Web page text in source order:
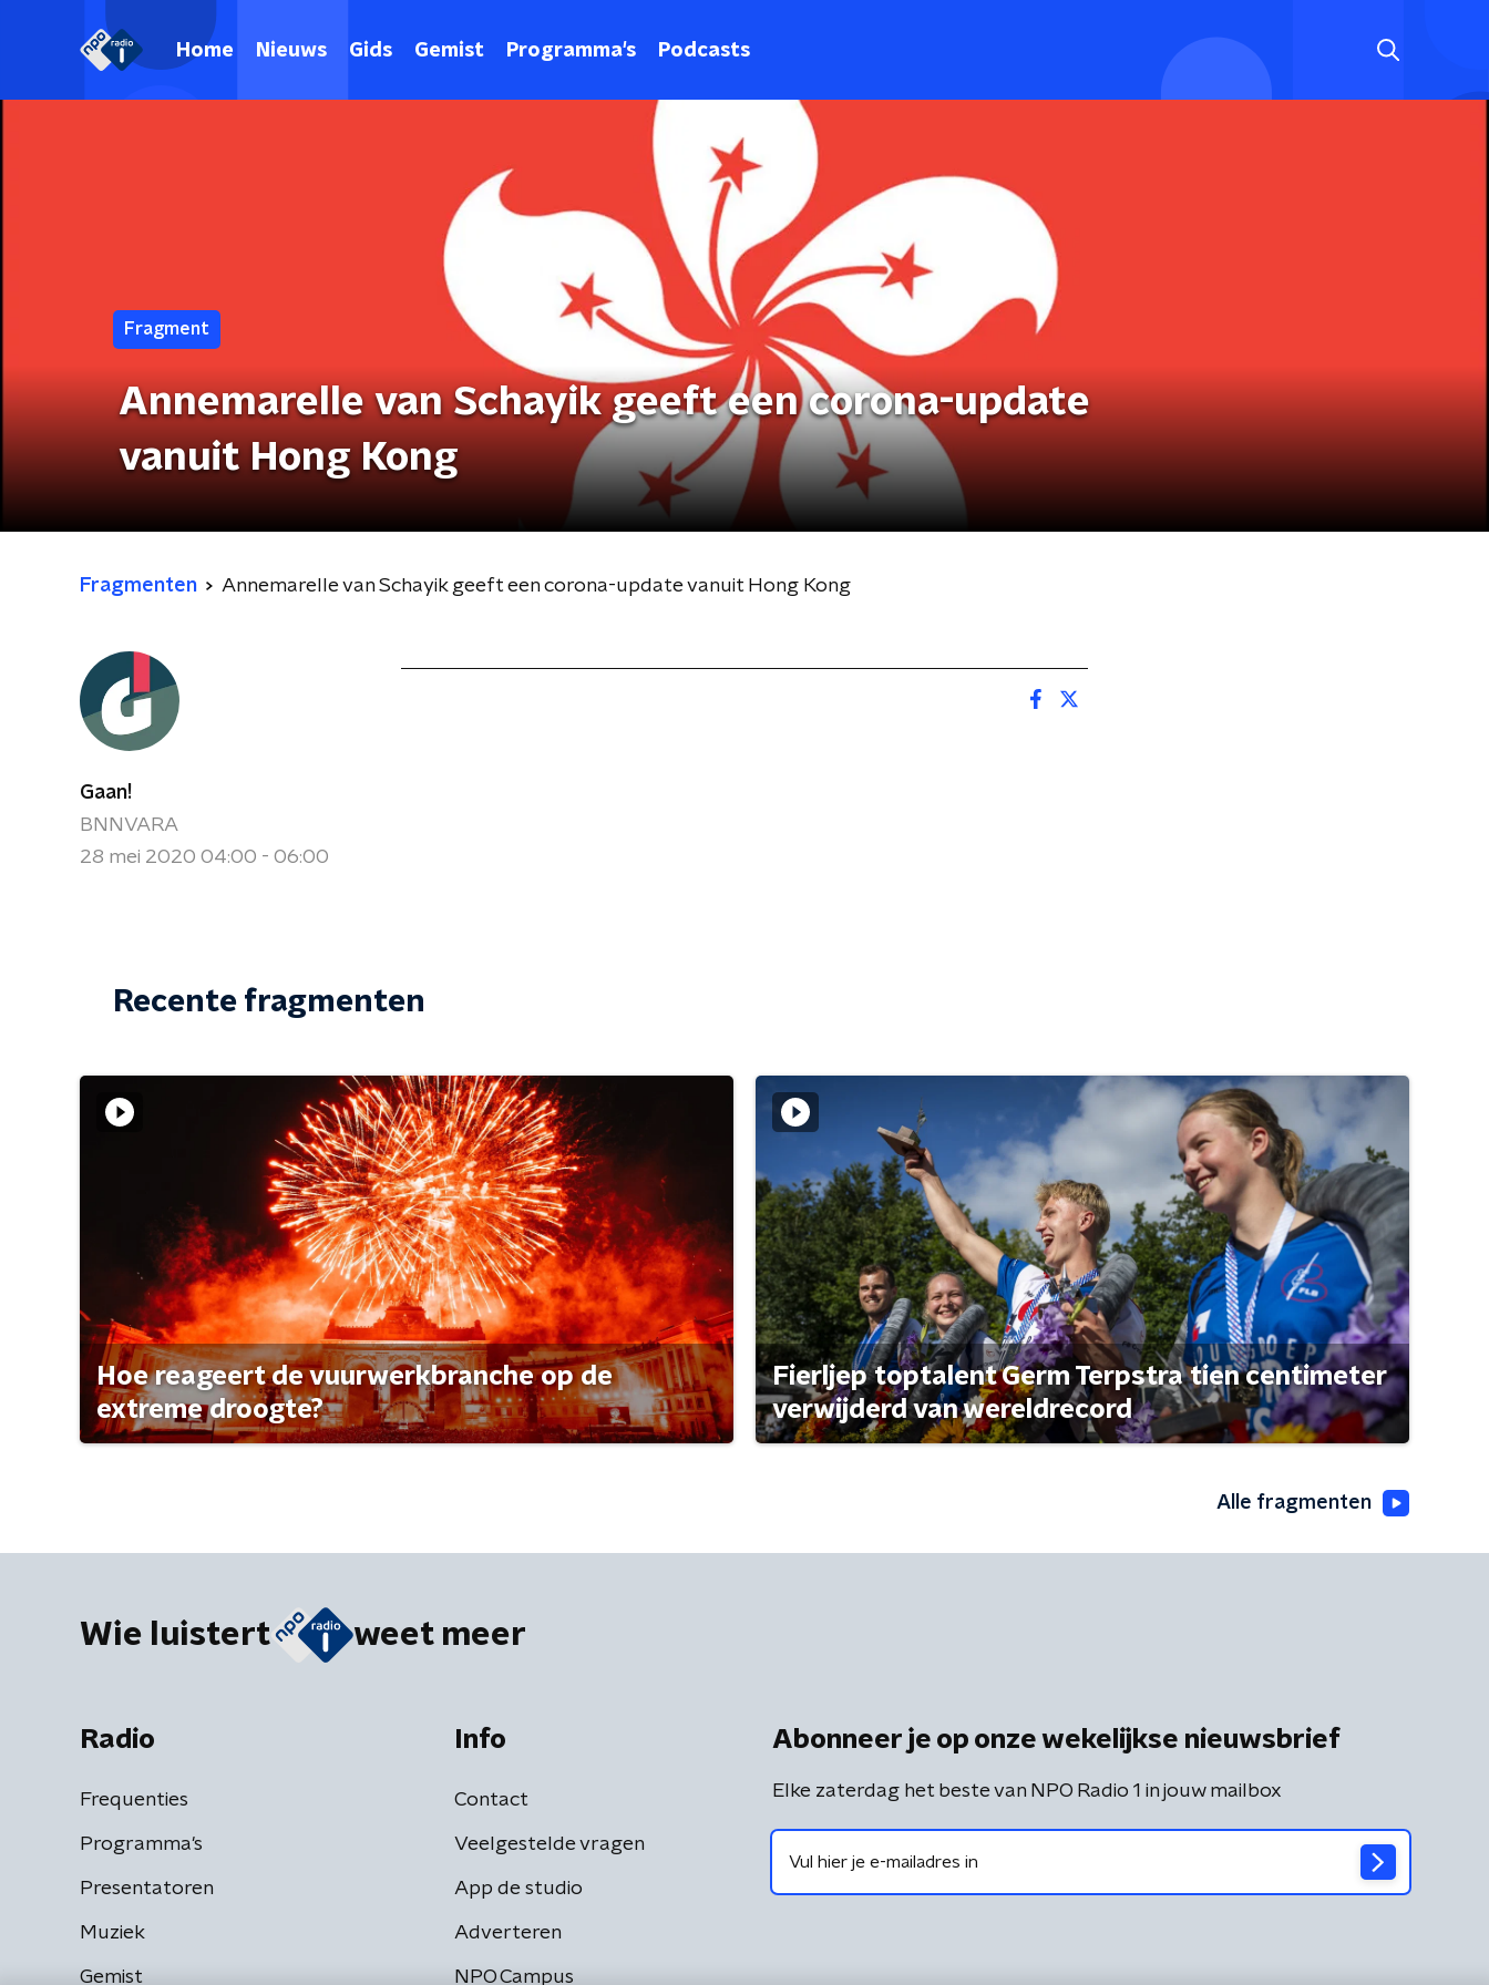
Home Nieuws Gids Gemist Programma's Podcasts
Fragment
Annemarelle van Schayik geeft een corona-update
vanuit Hong Kong
Fragmenten Annemarelle van Schayik geeft een corona-update vanuit Hong Kong
Gaan!
BNNVARA
28 mei 2020 04:00 - 06:00
Recente fragmenten
Hoe reageert de vuurwerkbranche op de
extreme droogte?
Fierljep toptalent Germ Terpstra tien centimeter
verwijderd van wereldrecord
Alle fragmenten
Wie luistert weet meer
Radio
Frequenties
Programma's
Presentatoren
Muziek
Gemist
Info
Contact
Veelgestelde vragen
App de studio
Adverteren
NPO Campus
Abonneer je op onze wekelijkse nieuwsbrief
Elke zaterdag het beste van NPO Radio 1 in jouw mailbox